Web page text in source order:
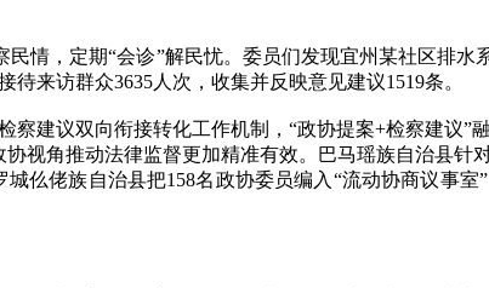
，定期“会诊”解民忧。委员们发现宜州某社区排水
来访群众3635人次，收集并反映意见建议1519条。
建议双向衔接转化工作机制，“政协提案+检察建议”
视角推动法律监督更加精准有效。巴马瑶族自治县
仫佬族自治县把158名政协委员编入“流动协商议事